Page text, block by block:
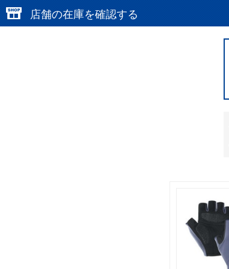
店舗の在庫を確認する